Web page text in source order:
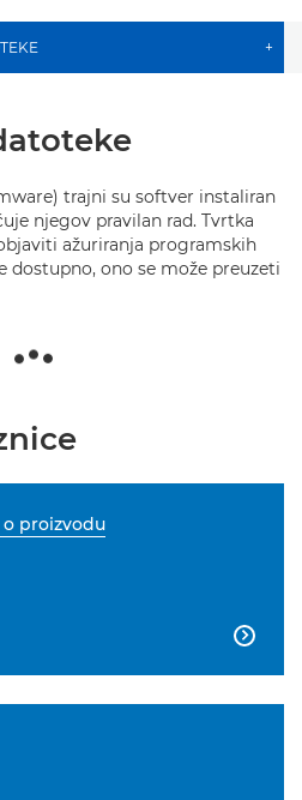
+
trajni su softver instaliran
njegov pravilan rad. Tvrtka
ažuriranja programskih
dostupno, ono se može preuzeti
proizvodu
